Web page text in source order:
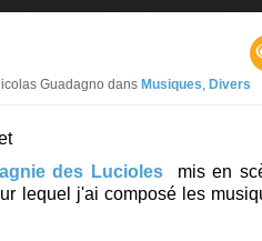
Guadagno dans Musiques, Divers
des Luciolesmis en
lequel j'ai composé les